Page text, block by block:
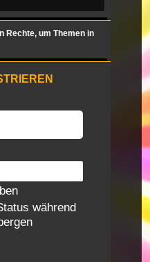
Rechte, um Themen in
während